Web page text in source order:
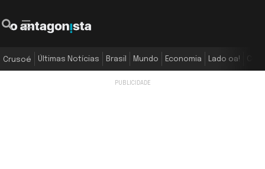
Crusoé Últimas Notícias Brasil Mundo Economia Lado oa!